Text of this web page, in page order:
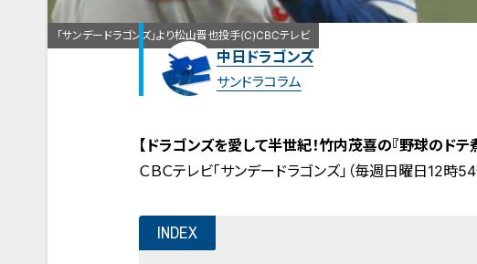
「サンデードラゴンズ」より松山晋也投手(C)CBCテレビ
中日ドラゴンズ
サンドラコラム
【ドラゴンズを愛して半世紀！竹内茂喜の『野球のドテ煮
ＣＢＣテレビ「サンデードラゴンズ」（毎週日曜日12時
INDEX